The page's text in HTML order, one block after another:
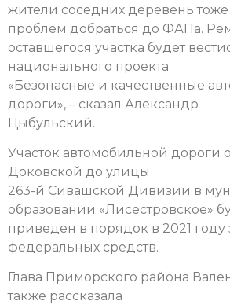
жители соседних деревень тоже
проблем добраться до ФАПа.
оставшегося участка будет
национального проекта
«Безопасные и качественные
дороги», – сказал Александр
Цыбульский.
Участок автомобильной дороги
Доковской до улицы
263-й Сивашской Дивизии в
образовании «Лисестровское»
приведен в порядок в 2021 году
федеральных средств.
Глава Приморского района
также рассказала